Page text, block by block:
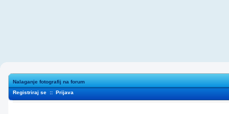
Nalaganje fotografij na forum
Registriraj se :: Prijava